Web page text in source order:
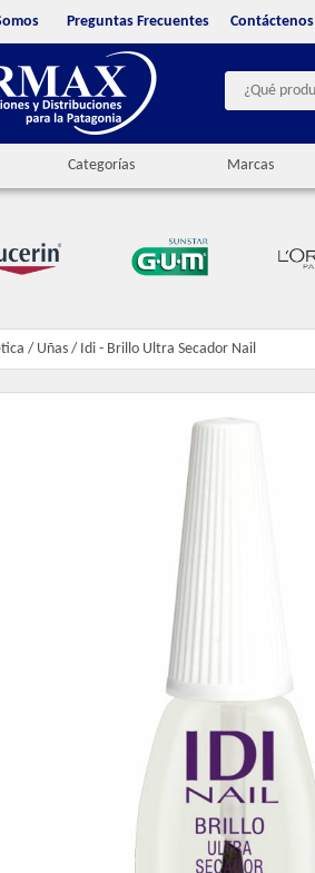
Preguntas Frecuentes Contáctenos
Categorías Marcas
/ Uñas / Idi - Brillo Ultra Secador Nail